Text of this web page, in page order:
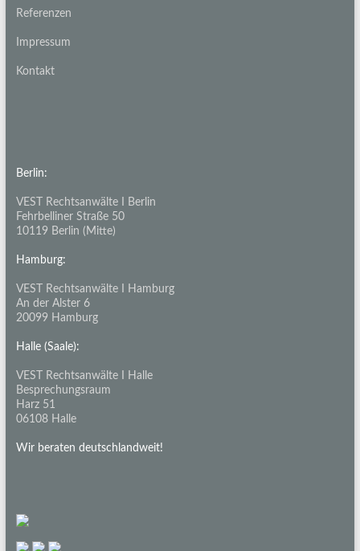
Referenzen
Impressum
Kontakt
Berlin:
VEST Rechtsanwälte I Berlin
Fehrbelliner Straße 50
10119 Berlin (Mitte)
Hamburg:
VEST Rechtsanwälte I Hamburg
An der Alster 6
20099 Hamburg
Halle (Saale):
VEST Rechtsanwälte I Halle
Besprechungsraum
Harz 51
06108 Halle
Wir beraten deutschlandweit!